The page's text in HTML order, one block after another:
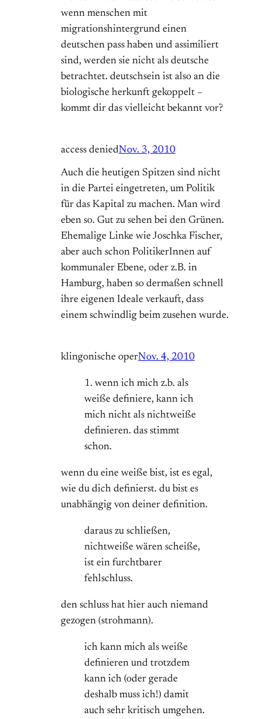
wenn menschen mit
migrationshintergrund einen
deutschen pass haben und assimiliert
sind, werden sie nicht als deutsche
betrachtet. deutschsein ist also an die
biologische herkunft gekoppelt –
kommt dir das vielleicht bekannt vor?
access deniedNov. 3, 2010
Auch die heutigen Spitzen sind nicht
in die Partei eingetreten, um Politik
für das Kapital zu machen. Man wird
eben so. Gut zu sehen bei den Grünen.
Ehemalige Linke wie Joschka Fischer,
aber auch schon PolitikerInnen auf
kommunaler Ebene, oder z.B. in
Hamburg, haben so dermaßen schnell
ihre eigenen Ideale verkauft, dass
einem schwindlig beim zusehen wurde.
klingonische operNov. 4, 2010
1. wenn ich mich z.b. als
weiße definiere, kann ich
mich nicht als nichtweiße
definieren. das stimmt
schon.
wenn du eine weiße bist, ist es egal,
wie du dich definierst. du bist es
unabhängig von deiner definition.
daraus zu schließen,
nichtweiße wären scheiße,
ist ein furchtbarer
fehlschluss.
den schluss hat hier auch niemand
gezogen (strohmann).
ich kann mich als weiße
definieren und trotzdem
kann ich (oder gerade
deshalb muss ich!) damit
auch sehr kritisch umgehen.